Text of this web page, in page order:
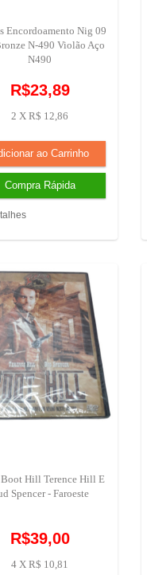
Encordoamento Nig 09
N-490 Violão Aço
N490
R$23,89
2 X R$ 12,86
Hill Terence Hill E
Spencer - Faroeste
R$39,00
4 X R$ 10,81